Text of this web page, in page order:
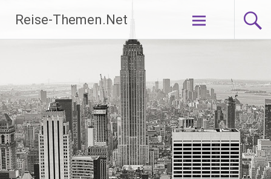
Inhalt
springen
Reise-Themen.Net